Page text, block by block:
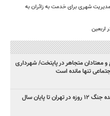
مدیریت شهری برای خدمت به زائران به
اربعین
متجاهر در پایتخت/ شهرداری
تنها مانده است
پایان سال